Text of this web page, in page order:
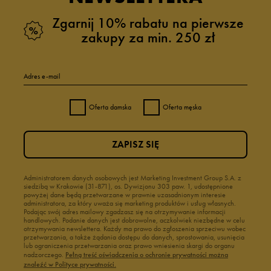
Zgarnij 10% rabatu na pierwsze
zakupy za min. 250 zł
Adres e-mail
Oferta damska Oferta męska
Administratorem danych osobowych jest Marketing Investment Group S.A. z
siedzibą w Krakowie (31-871), os. Dywizjonu 303 paw. 1, udostępnione
powyżej dane będą przetwarzane w prawnie uzasadnionym interesie
administratora, za który uważa się marketing produktów i usług własnych.
Podając swój adres mailowy zgadzasz się na otrzymywanie informacji
handlowych. Podanie danych jest dobrowolne, aczkolwiek niezbędne w celu
otrzymywania newslettera. Każdy ma prawo do zgłoszenia sprzeciwu wobec
przetwarzania, a także żądania dostępu do danych, sprostowania, usunięcia
lub ograniczenia przetwarzania oraz prawo wniesienia skargi do organu
nadzorczego. Pełną treść oświadczenia o ochronie prywatności można
znaleźć w Polityce prywatności.
ZAPISZ SIĘ